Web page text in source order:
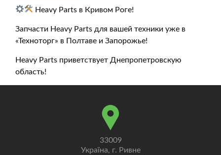
Heavy Parts в Кривом Роге!
Запчасти Heavy Parts для вашей техники уже в
«Техноторг» в Полтаве и Запорожье!
Heavy Parts приветствует Днепропетровскую
область!
33009
Україна, г. Ривне